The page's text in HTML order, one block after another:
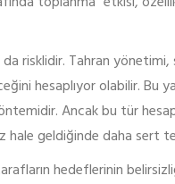
risklidir. Tahran
hesaplıyor olabilir. Bu
Ancak bu tür
hale geldiğinde daha sert
hedeflerinin